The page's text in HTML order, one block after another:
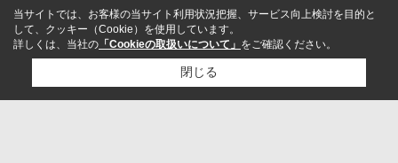
当サイトでは、お客様の当サイト利用状況把握、サービス向上検討を目的と
して、クッキー（Cookie）を使用しています。
詳しくは、当社の 「Cookieの取扱いについて」 をご確認ください。
閉じる